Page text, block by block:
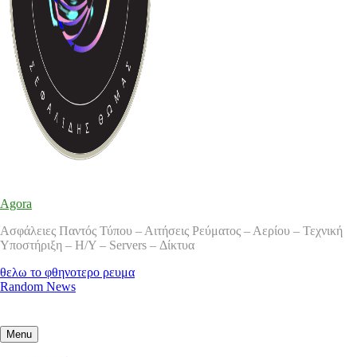
Agora
Ασφάλειες Παντός Τύπου – Αιτήσεις Ρεύματος – Αερίου – Τεχνική
Υποστήριξη – Η/Υ – Servers – Δίκτυα
θελω το φθηνοτερο ρευμα
Random News
Menu